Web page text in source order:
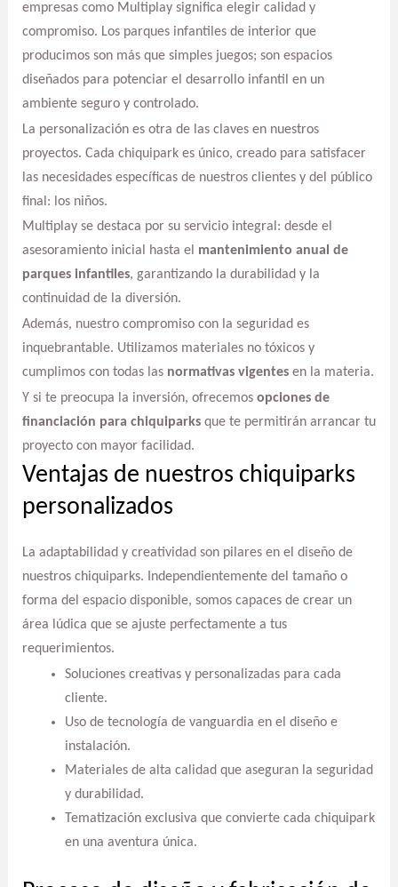
empresas como Multiplay significa elegir calidad y
compromiso. Los parques infantiles de interior que
producimos son más que simples juegos; son espacios
diseñados para potenciar el desarrollo infantil en un
ambiente seguro y controlado.
La personalización es otra de las claves en nuestros
proyectos. Cada chiquipark es único, creado para satisfacer
las necesidades específicas de nuestros clientes y del público
final: los niños.
Multiplay se destaca por su servicio integral: desde el
asesoramiento inicial hasta el mantenimiento anual de
parques infantiles, garantizando la durabilidad y la
continuidad de la diversión.
Además, nuestro compromiso con la seguridad es
inquebrantable. Utilizamos materiales no tóxicos y
cumplimos con todas las normativas vigentesen la materia.
Y si te preocupa la inversión, ofrecemos opciones de
financiación para chiquiparksque te permitirán arrancar tu
proyecto con mayor facilidad.
Ventajas de nuestros chiquiparks
personalizados
La adaptabilidad y creatividad son pilares en el diseño de
nuestros chiquiparks. Independientemente del tamaño o
forma del espacio disponible, somos capaces de crear un
área lúdica que se ajuste perfectamente a tus
requerimientos.
Soluciones creativas y personalizadas para cada
cliente.
Uso de tecnología de vanguardia en el diseño e
instalación.
Materiales de alta calidad que aseguran la seguridad
y durabilidad.
Tematización exclusiva que convierte cada chiquipark
en una aventura única.